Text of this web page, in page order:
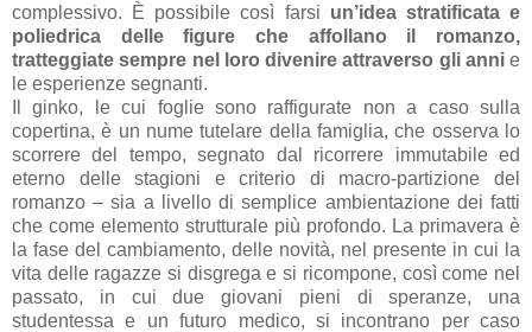
complessivo. È possibile così farsi un’idea stratificata e
poliedrica delle figure che affollano il romanzo,
tratteggiate sempre nel loro divenire attraverso gli annie
le esperienze segnanti.
Il ginko, le cui foglie sono raffigurate non a caso sulla
copertina, è un nume tutelare della famiglia, che osserva lo
scorrere del tempo, segnato dal ricorrere immutabile ed
eterno delle stagioni e criterio di macro-partizione del
romanzo – sia a livello di semplice ambientazione dei fatti
che come elemento strutturale più profondo. La primavera è
la fase del cambiamento, delle novità, nel presente in cui la
vita delle ragazze si disgrega e si ricompone, così come nel
passato, in cui due giovani pieni di speranze, una
studentessa e un futuro medico, si incontrano per caso